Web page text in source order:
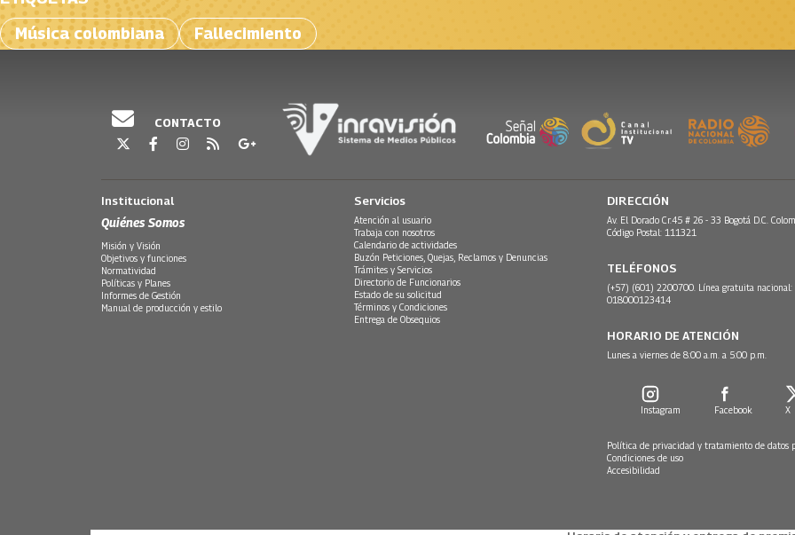
Música colombiana
Fallecimiento
CONTACTO
Institucional
Quiénes Somos
Misión y Visión
Objetivos y funciones
Normatividad
Políticas y Planes
Informes de Gestión
Manual de producción y estilo
Servicios
Atención al usuario
Trabaja con nosotros
Calendario de actividades
Buzón Peticiones, Quejas, Reclamos y Denuncias
Trámites y Servicios
Directorio de Funcionarios
Estado de su solicitud
Términos y Condiciones
Entrega de Obsequios
DIRECCIÓN
Av. El Dorado Cr.45 # 26 - 33 Bogotá D.C.
Código Postal: 111321
TELÉFONOS
(+57) (601) 2200700. Línea gratuita nacional:
018000123414
HORARIO DE ATENCIÓN
Lunes a viernes de 8:00 a.m. a 5:00 p.m.
Instagram Facebook X
Política de privacidad y tratamiento de datos
Condiciones de uso
Accesibilidad